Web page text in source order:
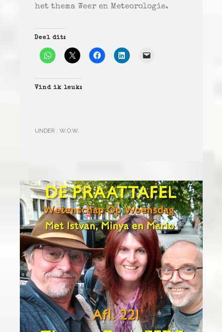
het thema Weer en Meteorologie.
Deel dit:
Vind ik leuk:
UNDER : W.O.W.